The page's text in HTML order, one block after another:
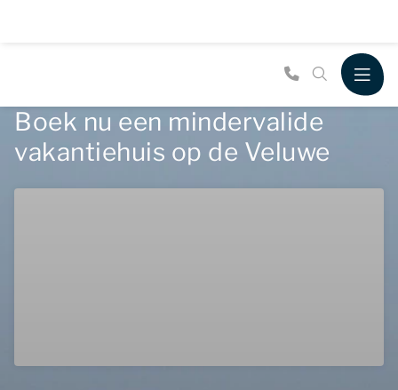
Boek nu een mindervalide
vakantiehuis op de Veluwe